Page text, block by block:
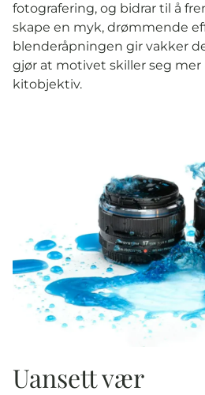
fotografering, og bidrar til å
skape en myk, drømmende
blenderåpningen gir vakker
gjør at motivet skiller seg
kitobjektiv.
Uansett vær